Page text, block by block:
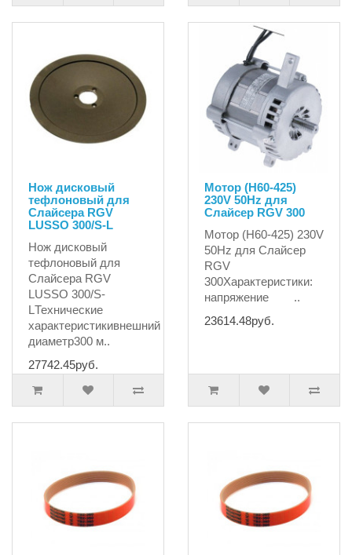
Нож дисковый
тефлоновый для
Слайсера RGV
LUSSO 300/S-L
Нож дисковый
тефлоновый для
Слайсера RGV
LUSSO 300/S-
LТехнические
характеристикивнешний
диаметр300 м..
27742.45руб.
Мотор (H60-425)
230V 50Hz для
Слайсер RGV 300
Мотор (H60-425) 230V
50Hz для Слайсер
RGV
300Характеристики:
напряжение ..
23614.48руб.